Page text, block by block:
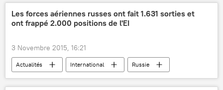
Les forces aériennes russes ont fait 1.631 sorties et
ont frappé 2.000 positions de l'EI
3 Novembre 2015, 16:21
Actualités International
Russie
Syrie
Etat islamique
Front al-Nosra